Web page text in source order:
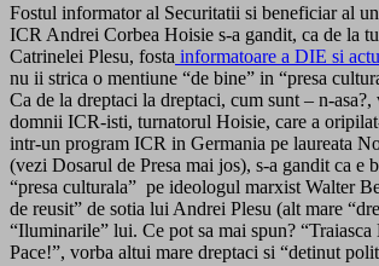
Fostul informator al Securitatii si beneficiar al
ICR Andrei Corbea Hoisie s-a gandit, ca de la
Catrinelei Plesu, fosta informatoare a DIE si
nu ii strica o mentiune “de bine” in “presa
Ca de la dreptaci la dreptaci, cum sunt – n-
domnii ICR-isti, turnatorul Hoisie, care a
intr-un program ICR in Germania pe laureata
(vezi Dosarul de Presa mai jos), s-a gandit ca e
“presa culturala” pe ideologul marxist Walter
de reusit” de sotia lui Andrei Plesu (alt mare
“Iluminarile” lui. Ce pot sa mai spun? “Traiasca
Pace!”, vorba altui mare dreptaci si “detinut